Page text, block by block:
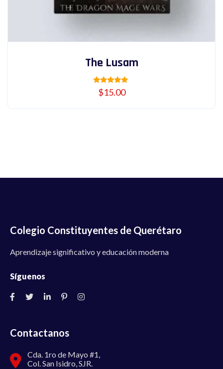
The Lusam
Valorado
con
de 5
$15.00
Colegio Constituyentes de Querétaro
Aprendizaje significativo y educación moderna
Síguenos
Contactanos
Cda. 1ro de Mayo #1,
Col. San Isidro, SJR.